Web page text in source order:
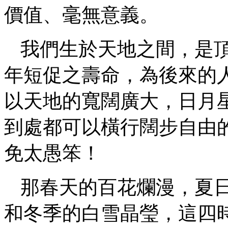
價值、毫無意義。
我們生於天地之間，是
年短促之壽命，為後來的
以天地的寬闊廣大，日月
到處都可以橫行闊步自由
免太愚笨！
那春天的百花爛漫，夏
和冬季的白雪晶瑩，這四